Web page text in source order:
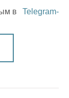
в
Telegram-